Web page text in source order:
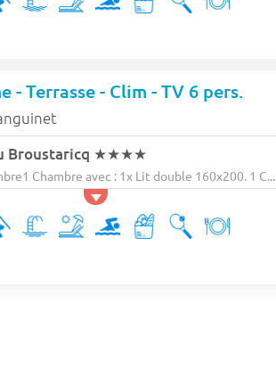
- Terrasse - Clim - TV 6 pers.
Broustaricq ★★★★
Chambre avec : 1x Lit double 160x200. 1 C...